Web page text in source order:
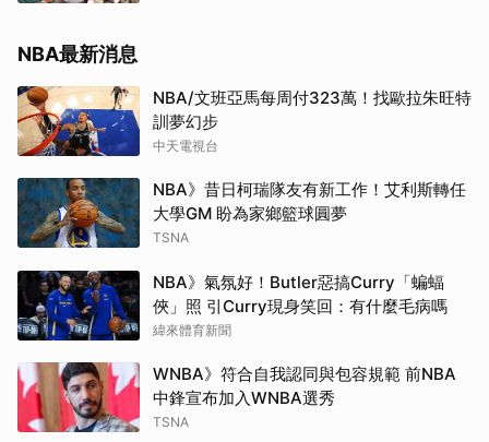
NBA最新消息
NBA/文班亞馬每周付323萬！找歐拉朱旺特
訓夢幻步
中天電視台
NBA》昔日柯瑞隊友有新工作！艾利斯轉任
大學GM 盼為家鄉籃球圓夢
TSNA
NBA》氣氛好！Butler惡搞Curry「蝙蝠
俠」照 引Curry現身笑回：有什麼毛病嗎
緯來體育新聞
WNBA》符合自我認同與包容規範 前NBA
中鋒宣布加入WNBA選秀
TSNA